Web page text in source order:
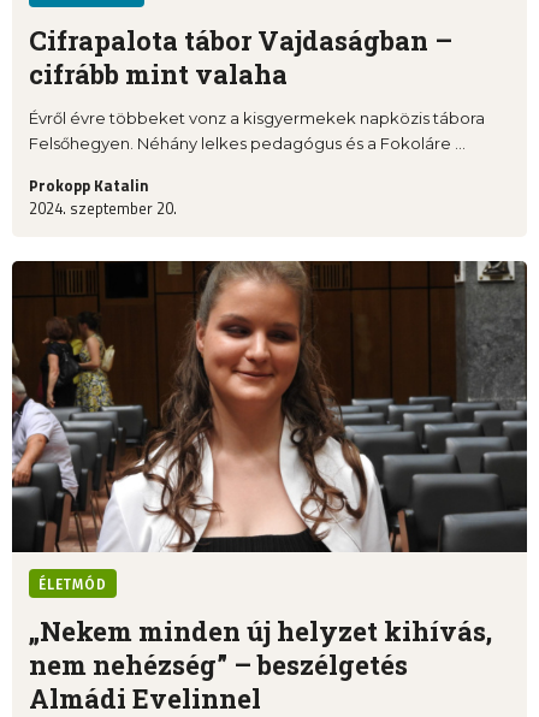
Cifrapalota tábor Vajdaságban –
cifrább mint valaha
Évről évre többeket vonz a kisgyermekek napközis tábora
Felsőhegyen. Néhány lelkes pedagógus és a Fokoláre ...
Prokopp Katalin
2024. szeptember 20.
ÉLETMÓD
„Nekem minden új helyzet kihívás,
nem nehézség” – beszélgetés
Almádi Evelinnel